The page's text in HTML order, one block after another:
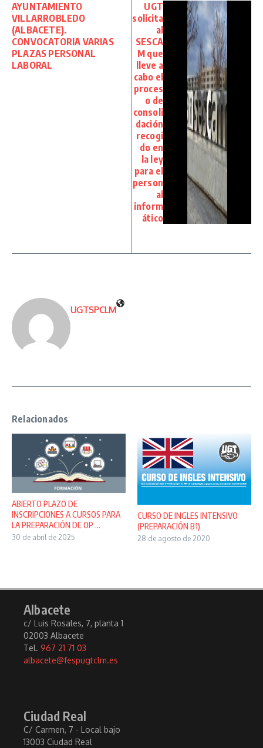
AYUNTAMIENTO
VILLARROBLEDO
(ALBACETE).
CONVOCATORIA VARIAS
PLAZAS PERSONAL
LABORAL
UGT
solicita
al
SESCA
M que
lleve a
cabo el
proces
o de
consoli
dación
recogi
do en
la ley
para el
person
al
inform
ático
UGTSPCLM
Relacionados
ABIERTO PLAZO DE
INSCRIPCIONES A CURSOS PARA
LA PREPARACIÓN DE OP ...
30 de abril de 2025
CURSO DE INGLES INTENSIVO
(PREPARACIÓN B1)
28 de agosto de 2020
Albacete
c/ Luis Rosales, 7, planta 1
02003 Albacete
Tel. 967 21 71 03
albacete@fespugtclm.es
Ciudad Real
C/ Carmen, 7 - Local bajo
13003 Ciudad Real